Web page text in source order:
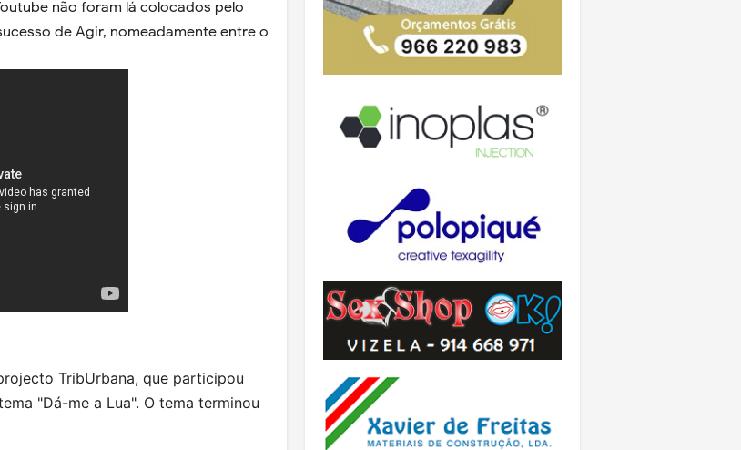
não foram lá colocados pelo
de Agir, nomeadamente entre o
TribUrbana, que participou
"Dá-me a Lua". O tema terminou